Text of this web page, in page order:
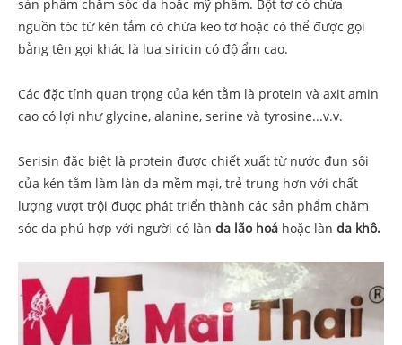
sản phẩm chăm sóc da hoặc mỹ phẩm. Bột tơ có chứa
nguồn tóc từ kén tắm có chứa keo tơ hoặc có thể được gọi
bằng tên gọi khác là lua siricin có độ ẩm cao.
Các đặc tính quan trọng của kén tằm là protein và axit amin
cao có lợi như glycine, alanine, serine và tyrosine...v.v.
Serisin đặc biệt là protein được chiết xuất từ nước đun sôi
của kén tằm làm làn da mềm mại, trẻ trung hơn với chất
lượng vượt trội được phát triển thành các sản phẩm chăm
sóc da phú hợp với người có làn da lão hoá hoặc làn da khô.